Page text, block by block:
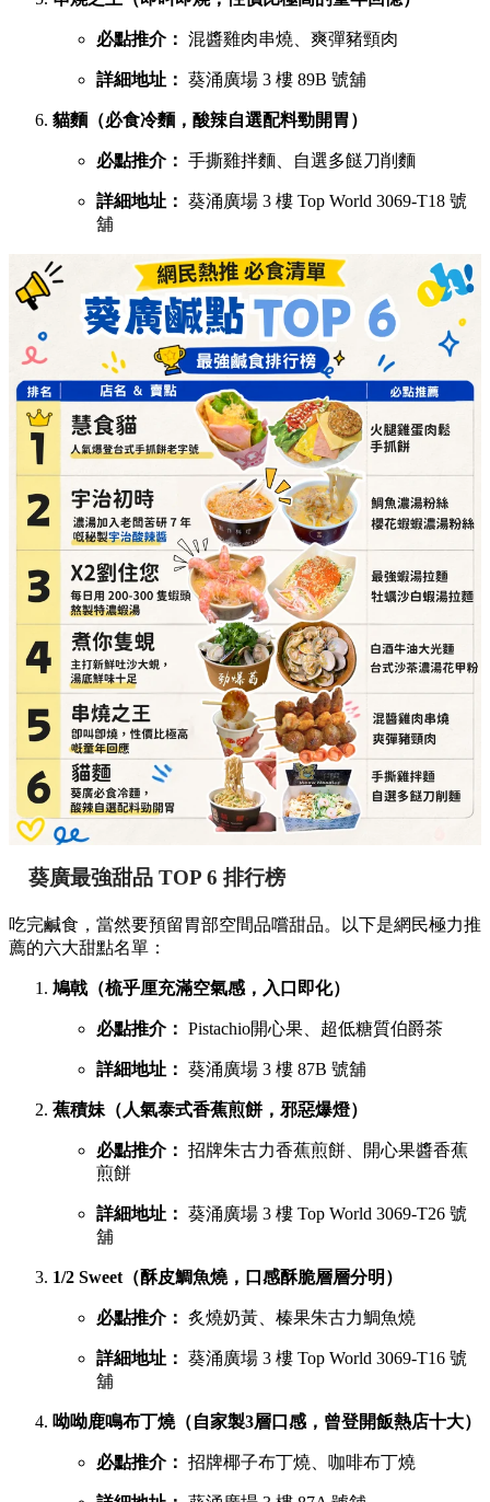
必點推介： 混醬雞肉串燒、爽彈豬頸肉
詳細地址： 葵涌廣場 3 樓 89B 號舖
貓麵（必食冷麵，酸辣自選配料勁開胃）
必點推介： 手撕雞拌麵、自選多餸刀削麵
詳細地址： 葵涌廣場 3 樓 Top World 3069-T18 號
舖
葵廣最強甜品 TOP 6 排行榜
吃完鹹食，當然要預留胃部空間品嚐甜品。以下是網民極力推
薦的六大甜點名單：
鳩戟（梳乎厘充滿空氣感，入口即化）
必點推介： Pistachio開心果、超低糖質伯爵茶
詳細地址： 葵涌廣場 3 樓 87B 號舖
蕉積妹（人氣泰式香蕉煎餅，邪惡爆燈）
必點推介： 招牌朱古力香蕉煎餅、開心果醬香蕉
煎餅
詳細地址： 葵涌廣場 3 樓 Top World 3069-T26 號
舖
1/2 Sweet（酥皮鯛魚燒，口感酥脆層層分明）
必點推介： 炙燒奶黃、榛果朱古力鯛魚燒
詳細地址： 葵涌廣場 3 樓 Top World 3069-T16 號
舖
呦呦鹿鳴布丁燒（自家製3層口感，曾登開飯熱店十大）
必點推介： 招牌椰子布丁燒、咖啡布丁燒